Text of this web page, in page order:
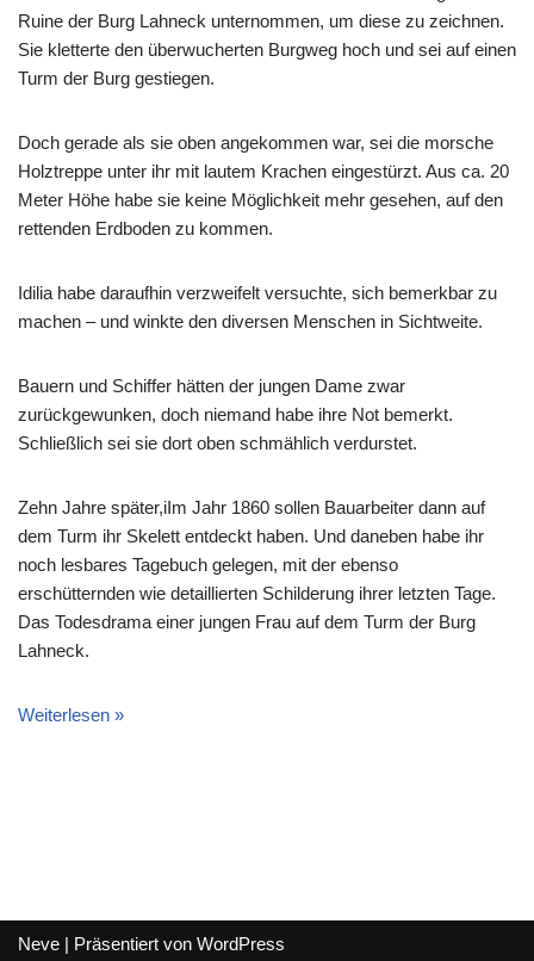
Ruine der Burg Lahneck unternommen, um diese zu zeichnen.
Sie kletterte den überwucherten Burgweg hoch und sei auf einen
Turm der Burg gestiegen.
Doch gerade als sie oben angekommen war, sei die morsche
Holztreppe unter ihr mit lautem Krachen eingestürzt. Aus ca. 20
Meter Höhe habe sie keine Möglichkeit mehr gesehen, auf den
rettenden Erdboden zu kommen.
Idilia habe daraufhin verzweifelt versuchte, sich bemerkbar zu
machen – und winkte den diversen Menschen in Sichtweite.
Bauern und Schiffer hätten der jungen Dame zwar
zurückgewunken, doch niemand habe ihre Not bemerkt.
Schließlich sei sie dort oben schmählich verdurstet.
Zehn Jahre später,iIm Jahr 1860 sollen Bauarbeiter dann auf
dem Turm ihr Skelett entdeckt haben. Und daneben habe ihr
noch lesbares Tagebuch gelegen, mit der ebenso
erschütternden wie detaillierten Schilderung ihrer letzten Tage.
Das Todesdrama einer jungen Frau auf dem Turm der Burg
Lahneck.
Weiterlesen »
Neve | Präsentiert von WordPress